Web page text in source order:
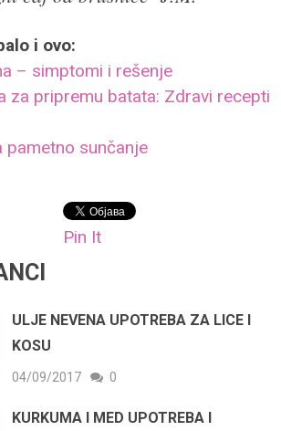
i ovo:
– simptomi i rešenje
za pripremu batata: Zdravi recepti
pametno sunčanje
Pin It
ULJE NEVENA UPOTREBA ZA LICE I
KOSU
04/09/2017 0
KURKUMA I MED UPOTREBA I